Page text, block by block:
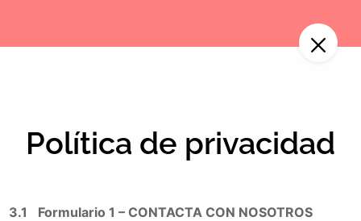
Política de privacidad
3.1
Formulario 1 – CONTACTA CON NOSOTROS